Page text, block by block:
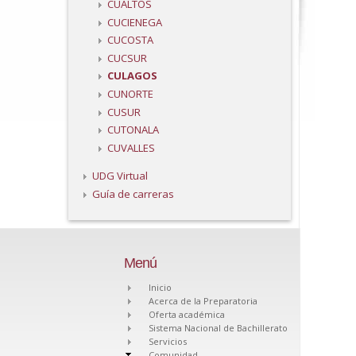
CUALTOS
CUCIENEGA
CUCOSTA
CUCSUR
CULAGOS
CUNORTE
CUSUR
CUTONALA
CUVALLES
UDG Virtual
Guía de carreras
Menú
Inicio
Acerca de la Preparatoria
Oferta académica
Sistema Nacional de Bachillerato
Servicios